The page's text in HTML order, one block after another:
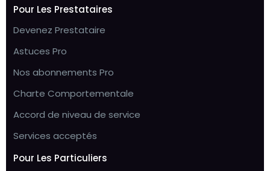
Pour Les Prestataires
Devenez Prestataire
Astuces Pro
Nos abonnements Pro
Charte Comportementale
Accord de niveau de service
Services acceptés
Pour Les Particuliers